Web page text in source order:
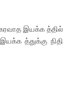
இயக்க த்தில்
த்துக்கு நிதி